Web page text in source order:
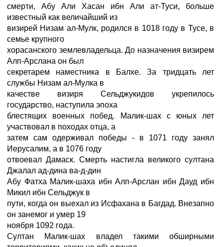
смерти, Абу Али Хасан ибн Али ат-Туси, больше
известный как величайший из
визирей Низам ал-Мулк, родился в 1018 году в Тусе, в
семье крупного
хорасанского землевладельца. До назначения визирем
Алп-Арслана он был
секретарем наместника в Балхе. За тридцать лет
службы Низам ал-Мулка в
качестве визиря Сельджукидов укрепилось
государство, наступила эпоха
блестящих военных побед. Малик-шах с юных лет
участвовал в походах отца, а
затем сам одерживал победы - в 1071 году занял
Иерусалим, а в 1076 году
отвоевал Дамаск. Смерть настигла великого султана
Джалал ад-дина ва-д-дин
Абу Фатха Малик-шаха ибн Алп-Арслан ибн Дауд ибн
Микил ибн Сельджук в
пути, когда он выехал из Исфахана в Багдад. Внезапно
он занемог и умер 19
ноября 1092 года.
Султан Малик-шах владел такими обширными